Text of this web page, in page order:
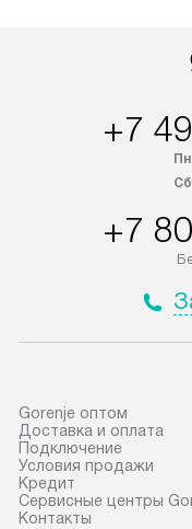
+7
+7
Gorenje оптом
Доставка и оплата
Подключение
Условия продажи
Кредит
Сервисные центры
Контакты